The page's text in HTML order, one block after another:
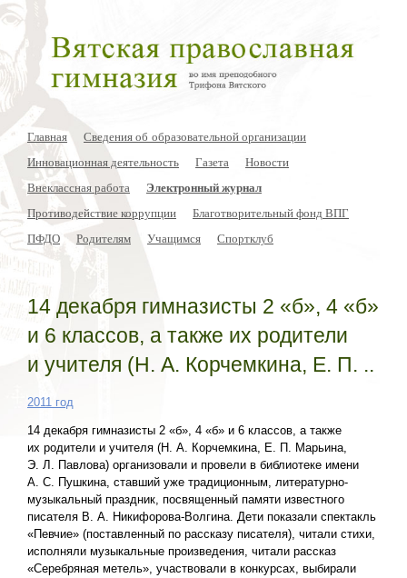
Главная
Сведения об образовательной организации
Инновационная деятельность
Газета
Новости
Внеклассная работа
Электронный журнал
Противодействие коррупции
Благотворительный фонд ВПГ
ПФДО
Родителям Учащимся Спортклуб
14 декабря гимназисты 2 «б», 4 «б»
и 6 классов, а также их родители
и учителя (Н. А. Корчемкина, Е. П. ..
2011 год
14 декабря гимназисты 2 «б», 4 «б» и 6 классов, а также
их родители и учителя (Н. А. Корчемкина, Е. П. Марьина,
Э. Л. Павлова) организовали и провели в библиотеке имени
А. С. Пушкина, ставший уже традиционным, литературно-
музыкальный праздник, посвященный памяти известного
писателя В. А. Никифорова-Волгина. Дети показали спектакль
«Певчие» (поставленный по рассказу писателя), читали стихи,
исполняли музыкальные произведения, читали рассказ
«Серебряная метель», участвовали в конкурсах, выбирали